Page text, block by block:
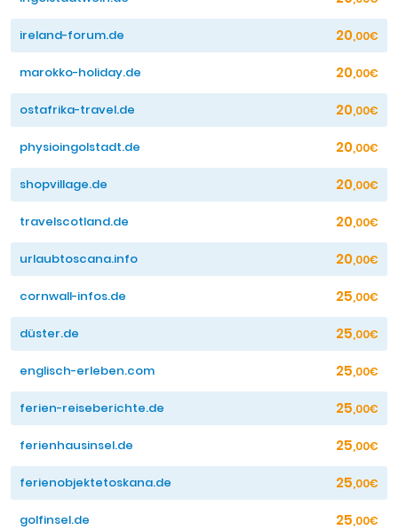
ireland-forum.de 20,00€
marokko-holiday.de 20,00€
ostafrika-travel.de 20,00€
physioingolstadt.de 20,00€
shopvillage.de 20,00€
travelscotland.de 20,00€
urlaubtoscana.info 20,00€
cornwall-infos.de 25,00€
düster.de 25,00€
englisch-erleben.com 25,00€
ferien-reiseberichte.de 25,00€
ferienhausinsel.de 25,00€
ferienobjektetoskana.de 25,00€
golfinsel.de 25,00€